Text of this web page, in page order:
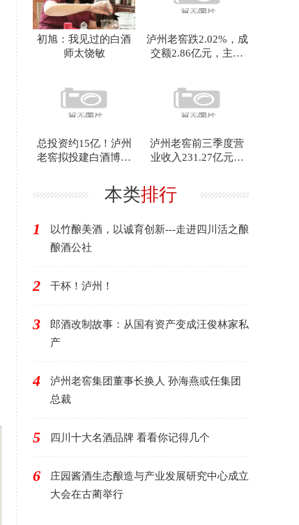
初旭：我见过的白酒
师太饶敏
泸州老窖跌2.02%，成
交额2.86亿元，主力
总投资约15亿！泸州
老窖拟投建白酒博物
泸州老窖前三季度营
业收入231.27亿元，
本类排行
1
以竹酿美酒，以诚育创新---走进四川活之酿
酿酒公社
2 干杯！泸州！
3
郎酒改制故事：从国有资产变成汪俊林家私
产
4
泸州老窖集团董事长换人 孙海燕或任集团
总裁
5 四川十大名酒品牌 看看你记得几个
6
庄园酱酒生态酿造与产业发展研究中心成立
大会在古蔺举行